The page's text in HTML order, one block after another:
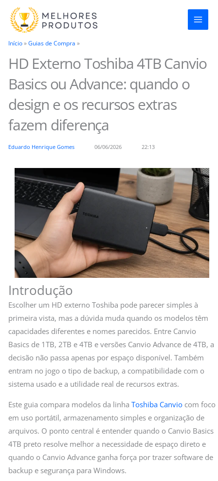
para
conteúdo
Início»Guias de Compra »
HD Externo Toshiba 4TB Canvio
Basics ou Advance: quando o
design e os recursos extras
fazem diferença
Eduardo Henrique Gomes 06/06/2026 22:13
Introdução
Escolher um HD externo Toshiba pode parecer simples à
primeira vista, mas a dúvida muda quando os modelos têm
capacidades diferentes e nomes parecidos. Entre Canvio
Basics de 1TB, 2TB e 4TB e versões Canvio Advance de 4TB, a
decisão não passa apenas por espaço disponível. Também
entram no jogo o tipo de backup, a compatibilidade com o
sistema usado e a utilidade real de recursos extras.
Este guia compara modelos da linha Toshiba Canvio com foco
em uso portátil, armazenamento simples e organização de
arquivos. O ponto central é entender quando o Canvio Basics
4TB preto resolve melhor a necessidade de espaço direto e
quando o Canvio Advance ganha força por trazer software de
backup e segurança para Windows.